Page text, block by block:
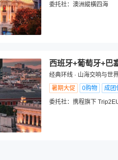
委托社： 澳洲縱橫四海
西班牙+葡萄牙+巴
经典环线 · 山海交响与世
暑期大促
0购物
成团
委托社： 携程旗下